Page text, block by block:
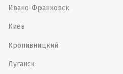
Ивано-Франковск
Киев
Кропивницкий
Луганск